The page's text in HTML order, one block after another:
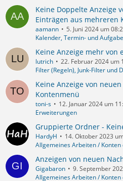
Keine Doppelte Anzeige
Einträgen aus mehreren
aamann
5. Juni 2024 um
Kalender, Termin- und
Keine Anzeige mehr von
lutrich
22. Februar 2024 um
Filter (Regeln), Junk-Filter und
Keine Anzeige von
Kontenmenü
toni-s
12. Januar 2024 um
Erweiterungen
Gruppierte Ordner -
HardyH
14. Oktober 2023
Allgemeines Arbeiten /
Anzeigen von neuen
Gigabaron
9. September
Allgemeines Arbeiten /